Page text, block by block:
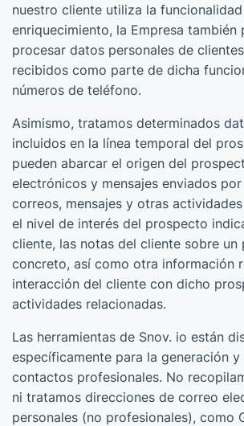
nuestro cliente utiliza la
enriquecimiento, la Empresa también
procesar datos personales de
recibidos como parte de dicha
números de teléfono.
Asimismo, tratamos determinados
incluidos en la línea temporal del
pueden abarcar el origen del
electrónicos y mensajes enviados
correos, mensajes y otras
el nivel de interés del prospecto
cliente, las notas del cliente sobre un
concreto, así como otra información
interacción del cliente con dicho
actividades relacionadas.
Las herramientas de Snov. io están
específicamente para la generación
contactos profesionales. No
ni tratamos direcciones de correo
personales (no profesionales), como